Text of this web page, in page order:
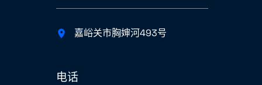
嘉峪关市胸婶河493号
电话